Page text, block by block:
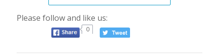
Please follow and like us:
0